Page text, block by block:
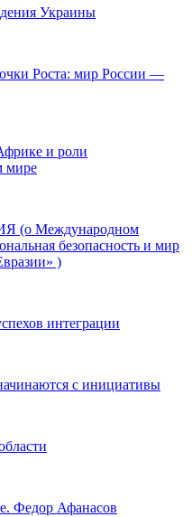
Украины
Роста: мир России —
и роли
мире
Международном
безопасность и мир
)
интеграции
с инициативы
Федор Афанасов